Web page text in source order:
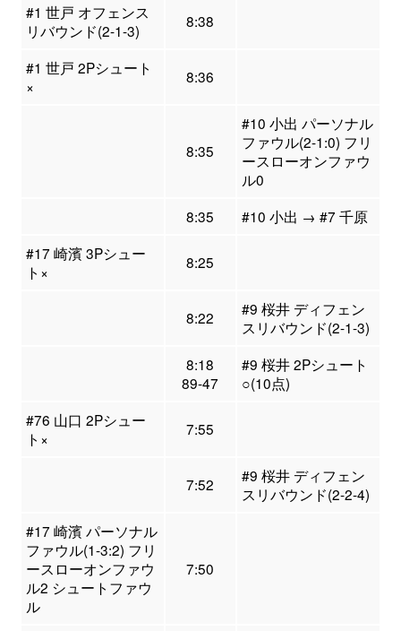
#1 世戸 オフェンス
リバウンド(2-1-3)
8:38
#1 世戸 2Pシュート
×
8:36
8:35
#10 小出 パーソナル
ファウル(2-1:0) フリ
ースローオンファウ
ル0
8:35
#10 小出 → #7 千原
#17 崎濱 3Pシュー
ト×
8:25
8:22
#9 桜井 ディフェン
スリバウンド(2-1-3)
8:18
89-47
#9 桜井 2Pシュート
○(10点)
#76 山口 2Pシュー
ト×
7:55
7:52
#9 桜井 ディフェン
スリバウンド(2-2-4)
#17 崎濱 パーソナル
ファウル(1-3:2) フリ
ースローオンファウ
ル2 シュートファウ
ル
7:50